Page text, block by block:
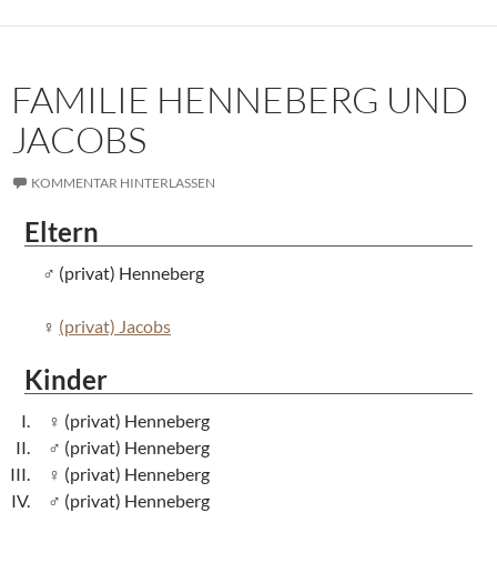
FAMILIE HENNEBERG UND
JACOBS
KOMMENTAR HINTERLASSEN
Eltern
(privat) Henneberg
(privat) Jacobs
Kinder
(privat) Henneberg
(privat) Henneberg
(privat) Henneberg
(privat) Henneberg